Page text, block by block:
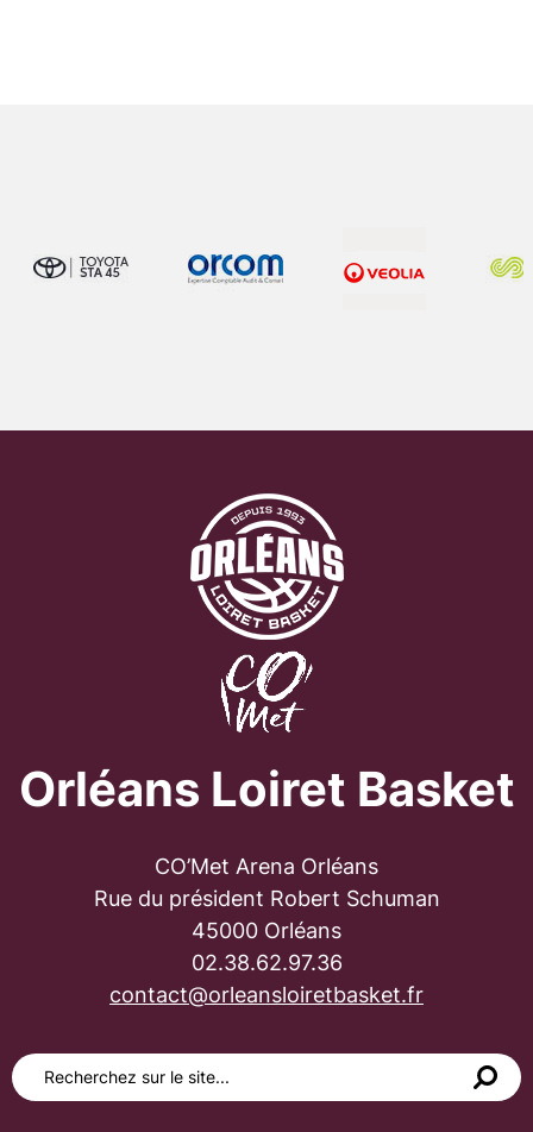
Orléans Loiret Basket
CO’Met Arena Orléans
Rue du président Robert Schuman
45000 Orléans
02.38.62.97.36
contact@orleansloiretbasket.fr